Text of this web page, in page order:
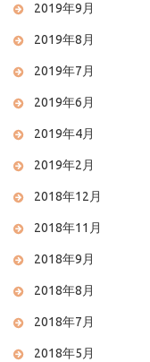
2019年9月
2019年8月
2019年7月
2019年6月
2019年4月
2019年2月
2018年12月
2018年11月
2018年9月
2018年8月
2018年7月
2018年5月